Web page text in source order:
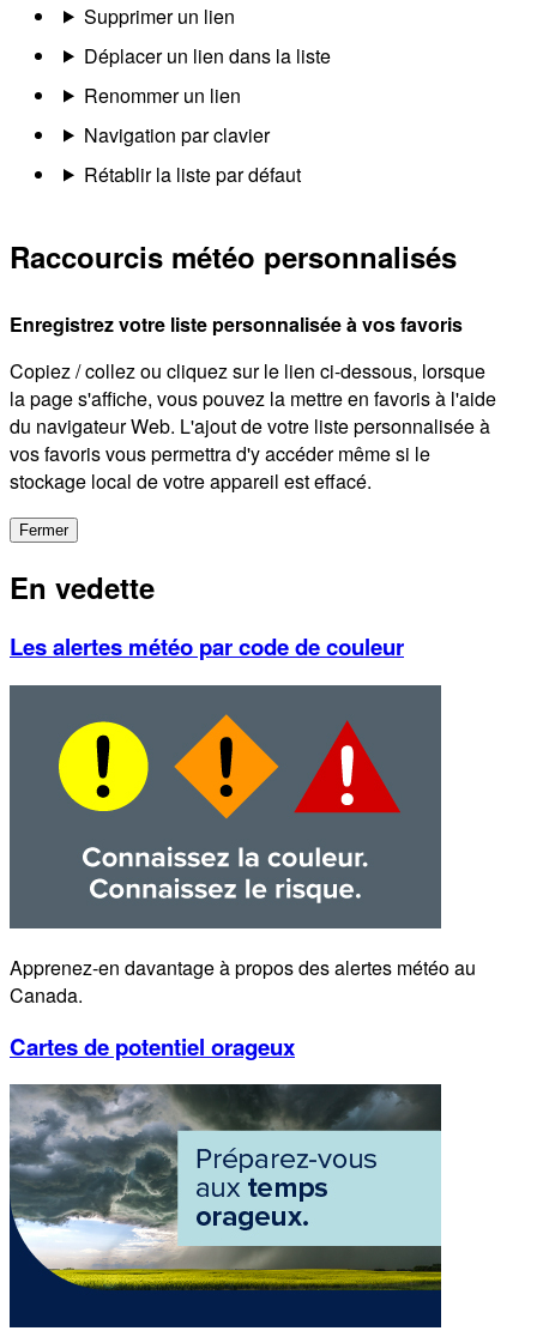
Supprimer un lien
Déplacer un lien dans la liste
Renommer un lien
Navigation par clavier
Rétablir la liste par défaut
Raccourcis météo personnalisés
Enregistrez votre liste personnalisée à vos favoris
Copiez / collez ou cliquez sur le lien ci-dessous, lorsque
la page s'affiche, vous pouvez la mettre en favoris à l'aide
du navigateur Web. L'ajout de votre liste personnalisée à
vos favoris vous permettra d'y accéder même si le
stockage local de votre appareil est effacé.
Fermer
En vedette
Les alertes météo par code de couleur
Apprenez-en davantage à propos des alertes météo au
Canada.
Cartes de potentiel orageux